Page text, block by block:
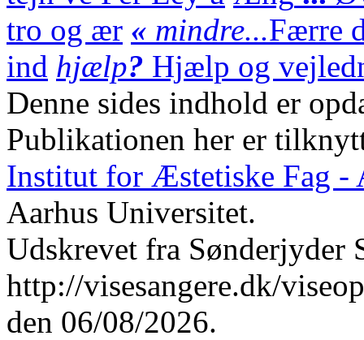
tro og ær « mindre...Færre
ind hjælp? Hjælp og
Denne sides indhold er
Publikationen her er
Institut for Æstetiske Fag -
Aarhus Universitet.
Udskrevet fra Sønderjyder
http://visesangere.dk/
den 06/08/2026.